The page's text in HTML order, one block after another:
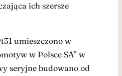
ich szersze
umieszczono w
w Polsce SA” w
seryjne budowano od